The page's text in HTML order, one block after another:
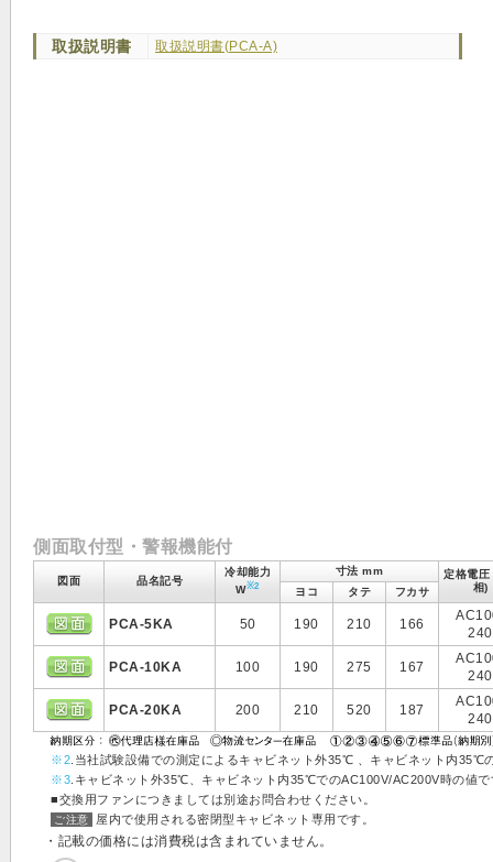
取扱説明書 取扱説明書(PCA-A)
側面取付型・警報機能付
図面 品名記号
冷却能力
W※2
寸法 mm
定格電圧
相)
ヨコ タテ フカサ
PCA-5KA 50 190 210 166
240
PCA-10KA 100 190 275 167
240
PCA-20KA 200 210 520 187
240
※2 .当社試験設備での測定によるキャビネット外35℃ 、キャビネット内
※3 .キャビネット外35℃、キャビネット内35℃でのAC100V/AC200V時の値で
■交換用ファンにつきましては別途お問合わせください。
ご注意 屋内で使用される密閉型キャビネット専用です。
・記載の価格には消費税は含まれていません。